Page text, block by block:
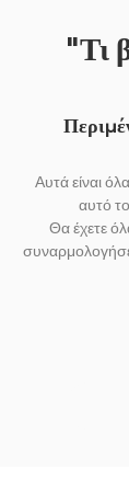
"Τι
Αυτά είναι
αυτό
Θα έχετε